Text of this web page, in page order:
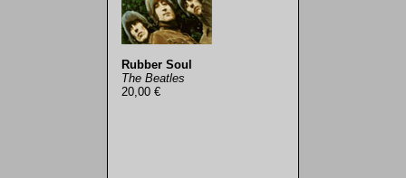
Rubber Soul
The Beatles
20,00 €